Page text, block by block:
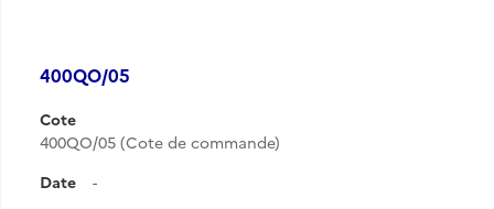
400QO/05
Cote
400QO/05 (Cote de commande)
Date
-